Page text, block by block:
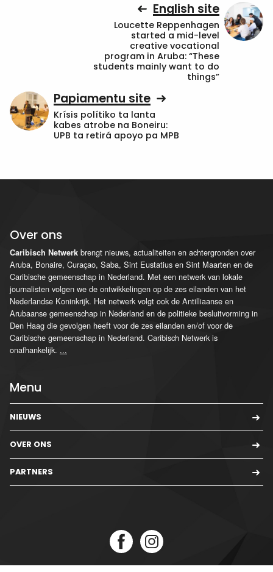
English site
Loucette Reppenhagen
started a mid-level
creative vocational
program in Aruba: “These
students mainly want to do
things”
Papiamentu site
Krísis polítiko ta lanta
kabes atrobe na Boneiru:
UPB ta retirá apoyo pa MPB
Over ons
Caribisch Netwerk brengt nieuws, actualiteiten en achtergronden over
Aruba, Bonaire, Curaçao, Saba, Sint Eustatius en Sint Maarten en de
Caribische gemeenschap in Nederland. Met een netwerk van lokale
journalisten volgen we de ontwikkelingen op de zes eilanden van het
Nederlandse Koninkrijk. Het netwerk volgt ook de Antilliaanse en
Arubaanse gemeenschap in Nederland en de politieke besluitvorming in
Den Haag die gevolgen heeft voor de zes eilanden en/of voor de
Caribische gemeenschap in Nederland. Caribisch Netwerk is
onafhankelijk. ...
Menu
NIEUWS
OVER ONS
PARTNERS